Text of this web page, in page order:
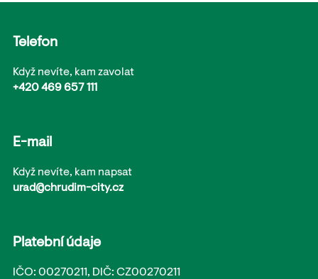
Telefon
Když nevíte, kam zavolat
+420 469 657 111
E-mail
Když nevíte, kam napsat
urad@chrudim-city.cz
Platební údaje
IČO: 00270211, DIČ: CZ00270211